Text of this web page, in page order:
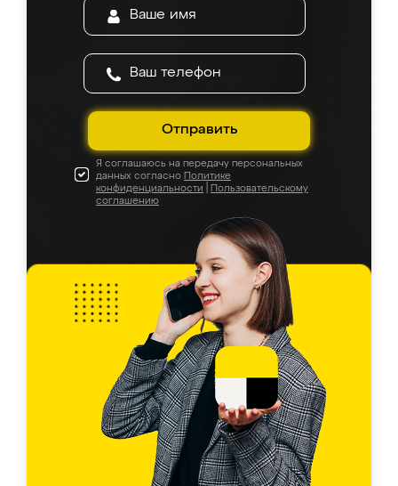
Отправить
Я соглашаюсь на передачу персональных
данных согласно Политике
конфиденциальности
Пользовательскому
соглашению